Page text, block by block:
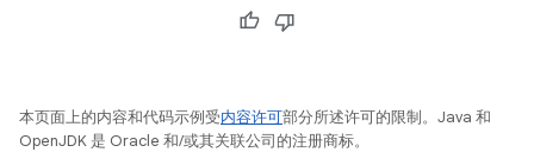
本页面上的内容和代码示例受内容许可部分所述许可的限制。Java 和
OpenJDK 是 Oracle 和/或其关联公司的注册商标。